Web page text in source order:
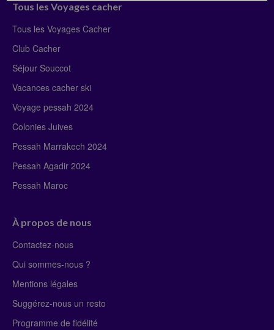
Tous les Voyages cacher
Tous les Voyages Cacher
Club Cacher
Séjour Souccot
Vacances cacher ski
Voyage pessah 2024
Colonies Juives
Pessah Marrakech 2024
Pessah Agadir 2024
Pessah Maroc
À propos de nous
Contactez-nous
Qui sommes-nous ?
Mentions légales
Suggérez-nous un resto
Programme de fidélité